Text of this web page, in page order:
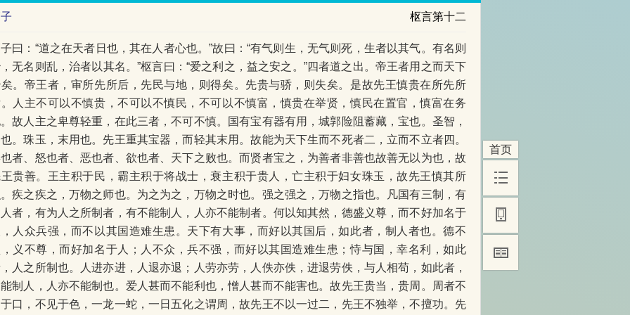
首页
枢言第十二
曰：“道之在天者日也，其在人者心也。”故曰：“有气则生，无气则死，生者以其气。有名则
无名则乱，治者以其名。”枢言曰：“爱之利之，益之安之。”四者道之出。帝王者用之而天下
。帝王者，审所先所后，先民与地，则得矣。先贵与骄，则失矣。是故先王慎贵在所先所
人主不可以不慎贵，不可以不慎民，不可以不慎富，慎贵在举贤，慎民在置官，慎富在务
故人主之卑尊轻重，在此三者，不可不慎。国有宝有器有用，城郭险阻蓄藏，宝也。圣智，
。珠玉，末用也。先王重其宝器，而轻其末用。故能为天下生而不死者二，立而不立者四。
者、怒也者、恶也者、欲也者、天下之败也。而贤者宝之，为善者非善也故善无以为也，故
贵善。王主积于民，霸主积于将战士，衰主积于贵人，亡主积于妇女珠玉，故先王慎其所
疾之疾之，万物之师也。为之为之，万物之时也。强之强之，万物之指也。凡国有三制，有
者，有为人之所制者，有不能制人，人亦不能制者。何以知其然，德盛义尊，而不好加名于
人众兵强，而不以其国造难生患。天下有大事，而好以其国后，如此者，制人者也。德不
义不尊，而好加名于人；人不众，兵不强，而好以其国造难生患；恃与国，幸名利，如此
人之所制也。人进亦进，人退亦退；人劳亦劳，人佚亦佚，进退劳佚，与人相苟，如此者，
制人，人亦不能制也。爱人甚而不能利也，憎人甚而不能害也。故先王贵当，贵周。周者不
口，不见于色，一龙一蛇，一日五化之谓周，故先王不以一过二，先王不独举，不擅功。先